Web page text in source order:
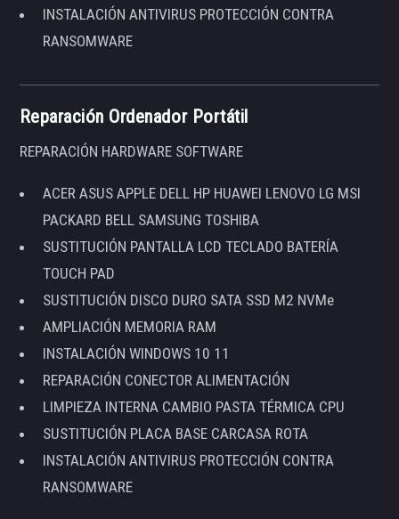
INSTALACIÓN ANTIVIRUS PROTECCIÓN CONTRA
RANSOMWARE
Reparación Ordenador Portátil
REPARACIÓN HARDWARE SOFTWARE
ACER ASUS APPLE DELL HP HUAWEI LENOVO LG MSI
PACKARD BELL SAMSUNG TOSHIBA
SUSTITUCIÓN PANTALLA LCD TECLADO BATERÍA
TOUCH PAD
SUSTITUCIÓN DISCO DURO SATA SSD M2 NVMe
AMPLIACIÓN MEMORIA RAM
INSTALACIÓN WINDOWS 10 11
REPARACIÓN CONECTOR ALIMENTACIÓN
LIMPIEZA INTERNA CAMBIO PASTA TÉRMICA CPU
SUSTITUCIÓN PLACA BASE CARCASA ROTA
INSTALACIÓN ANTIVIRUS PROTECCIÓN CONTRA
RANSOMWARE